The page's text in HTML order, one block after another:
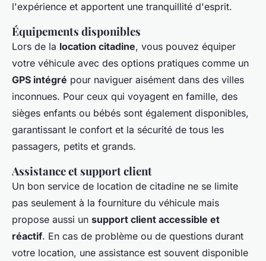
l'expérience et apportent une tranquillité d'esprit.
Équipements disponibles
Lors de la location citadine, vous pouvez équiper
votre véhicule avec des options pratiques comme un
GPS intégré pour naviguer aisément dans des villes
inconnues. Pour ceux qui voyagent en famille, des
sièges enfants ou bébés sont également disponibles,
garantissant le confort et la sécurité de tous les
passagers, petits et grands.
Assistance et support client
Un bon service de location de citadine ne se limite
pas seulement à la fourniture du véhicule mais
propose aussi un support client accessible et
réactif. En cas de problème ou de questions durant
votre location, une assistance est souvent disponible